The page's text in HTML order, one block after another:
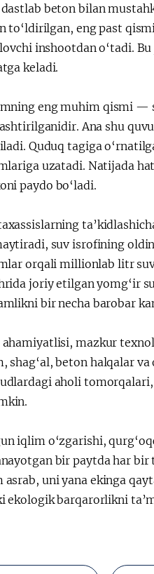
dastlab beton bilan
to‘ldirilgan, eng past
inshootdan o‘tadi.
keladi.
eng muhim qismi —
Ana shu
Quduq tagiga
uzatadi. Natijada
paydo bo‘ladi.
suv isrofining
orqali millionlab litr
joriy etilgan yomg‘ir
bir necha barobar
ahamiyatlisi, mazkur
shag‘al, beton halqalar
aholi
iqlim o‘zgarishi,
bir paytda har
asrab, uni yana ekinga
ekologik barqarorlikni